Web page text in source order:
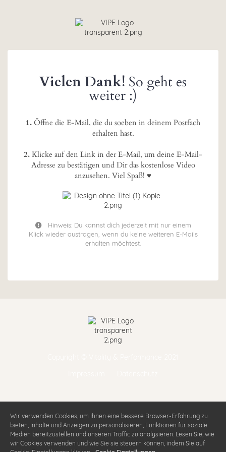
Vielen Dank! So geht es
weiter :)
1. Öffne die E-Mail, die du soeben in deinem Postfach
erhalten hast.
2. Klicke auf den Link in der E-Mail, um deine E-Mail-
Adresse zu bestätigen und Dir das kostenlose Video
anzusehen. Viel Spaß! ♥
Hinweis: Du kannst dich jederzeit mit nur einem
Klick wieder austragen, wenn du keine weiteren E-Mails
erhalten möchtest.
Wir verwenden Cookies, um Ihnen eine bessere Browser-Erfahrung zu
bieten, Inhalte und Anzeigen zu personalisieren, Funktionen für soziale
Medien bereitzustellen und unseren Traffic zu analysieren. Lesen Sie, wie
wir Cookies verwenden und wie Sie sie steuern können, indem Sie auf